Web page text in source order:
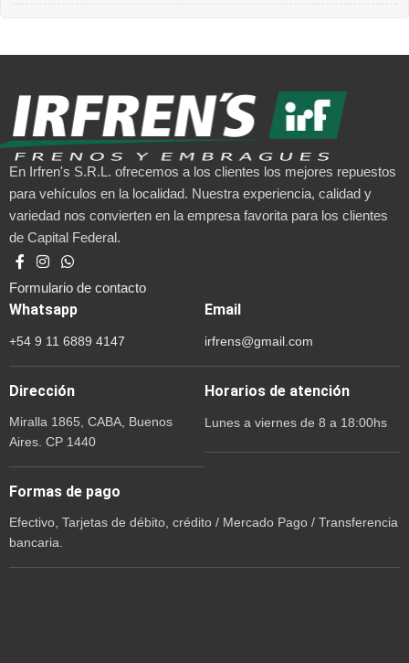
En Irfren's S.R.L. ofrecemos a los clientes los mejores repuestos
para vehículos en la localidad. Nuestra experiencia, calidad y
variedad nos convierten en la empresa favorita para los clientes
de Capital Federal.
Formulario de contacto
Whatsapp
+54 9 11 6889 4147
Email
irfrens@gmail.com
Dirección
Miralla 1865, CABA, Buenos
Aires. CP 1440
Horarios de atención
Lunes a viernes de 8 a 18:00hs
Formas de pago
Efectivo, Tarjetas de débito, crédito / Mercado Pago / Transferencia
bancaria.